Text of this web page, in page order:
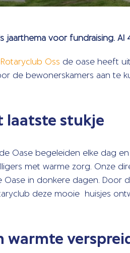
jaarthema voor fundraising. Al
Rotaryclub Oss de oase heeft
de bewonerskamers aan te
laatste stukje
Oase begeleiden elke dag
met warme zorg. Onze
Oase in donkere dagen. Door
deze mooie huisjes
warmte